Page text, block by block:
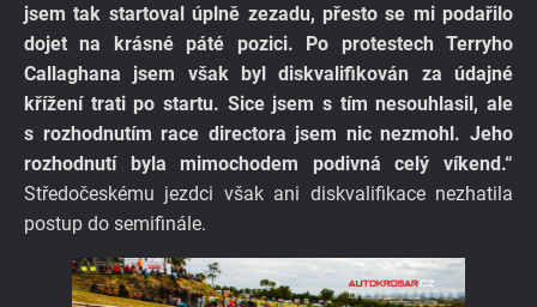
jsem tak startoval úplně zezadu, přesto se mi podařilo
dojet na krásné páté pozici. Po protestech Terryho
Callaghana jsem však byl diskvalifikován za údajné
křížení trati po startu. Sice jsem s tím nesouhlasil, ale
s rozhodnutím race directora jsem nic nezmohl. Jeho
rozhodnutí byla mimochodem podivná celý víkend.“
Středočeskému jezdci však ani diskvalifikace nezhatila
postup do semifinále.